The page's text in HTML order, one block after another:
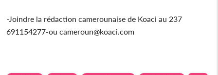
-Joindre la rédaction camerounaise de Koaci au 237
691154277-ou cameroun@koaci.com